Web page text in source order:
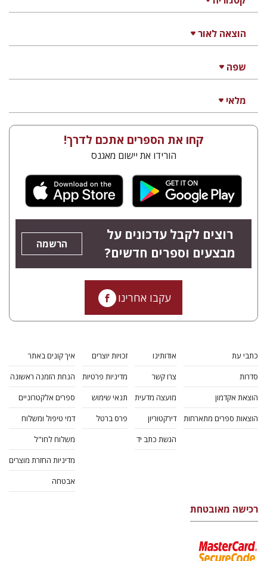
הוצאה לאור
שפה
מלאי
קחו את הספרים אתכם לדרך!
הורידו את יישום מאגנס
רוצים לקבל עדכונים על
מבצעים וספרים חדשים?
הרשמה
עקבו אחרינו
כתבי עת
סדרות
הוצאת אקדמון
הוצאות ספרים מתארחות
אודותינו
צרו קשר
מועצה מדעית
דירקטוריון
הגשת כתב יד
זכויות יוצרים
מדיניות פרטיות
תנאי שימוש
פרס ברטל
איך קונים באתר
הנחת הזמנה ראשונה
ספרים אלקטרוניים
דמי טיפול ומשלוח
משלוח לחו"ל
מדיניות החזרת מוצרים
אבטחה
רכישה מאובטחת